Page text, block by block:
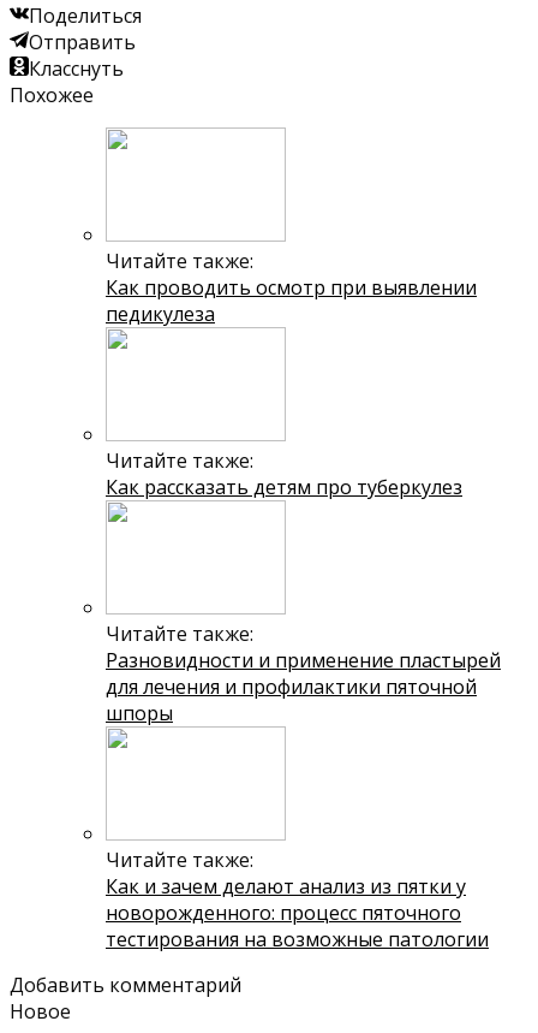
Поделиться
Отправить
Класснуть
Похожее
Читайте также:
Как проводить осмотр при выявлении
педикулеза
Читайте также:
Как рассказать детям про туберкулез
Читайте также:
Разновидности и применение пластырей
для лечения и профилактики пяточной
шпоры
Читайте также:
Как и зачем делают анализ из пятки у
новорожденного: процесс пяточного
тестирования на возможные патологии
Добавить комментарий
Новое